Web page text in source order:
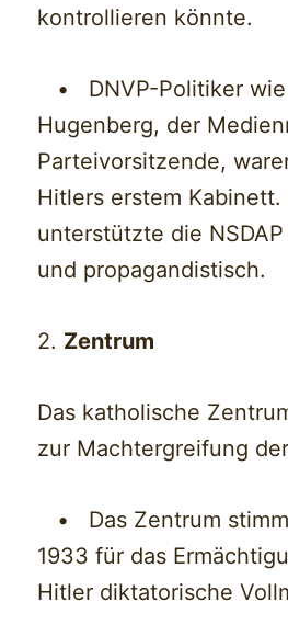
kontrollieren könnte.
• DNVP-Politiker wie
Hugenberg, der
Parteivorsitzende,
Hitlers erstem
unterstützte die
und propagandistisch.
2. Zentrum
Das katholische
zur Machtergreifung
• Das Zentrum
1933 für das
Hitler diktatorische